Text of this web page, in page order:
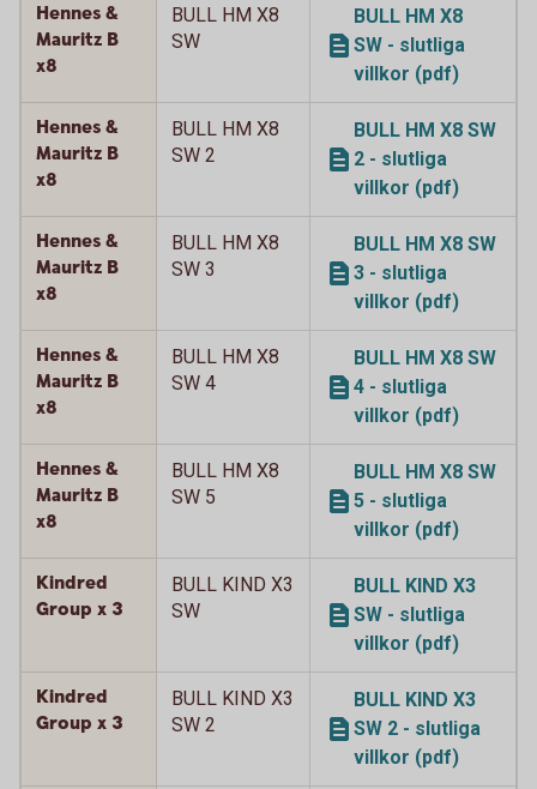
Hennes &
Mauritz B
x8
BULL HM X8
SW
BULL HM X8
SW - slutliga
villkor (pdf)
Hennes &
Mauritz B
x8
BULL HM X8
SW 2
BULL HM X8 SW
2 - slutliga
villkor (pdf)
Hennes &
Mauritz B
x8
BULL HM X8
SW 3
BULL HM X8 SW
3 - slutliga
villkor (pdf)
Hennes &
Mauritz B
x8
BULL HM X8
SW 4
BULL HM X8 SW
4 - slutliga
villkor (pdf)
Hennes &
Mauritz B
x8
BULL HM X8
SW 5
BULL HM X8 SW
5 - slutliga
villkor (pdf)
Kindred
Group x 3
BULL KIND X3
SW
BULL KIND X3
SW - slutliga
villkor (pdf)
Kindred
Group x 3
BULL KIND X3
SW 2
BULL KIND X3
SW 2 - slutliga
villkor (pdf)